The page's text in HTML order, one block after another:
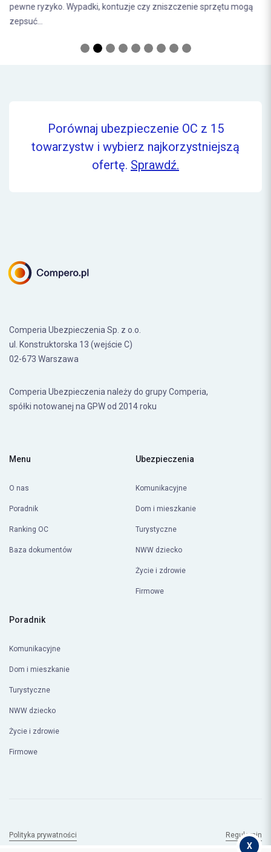
pewne ryzyko. Wypadki, kontuzje czy zniszczenie sprzętu mogą
zepsuć...
Porównaj ubezpieczenie OC z 15
towarzystw i wybierz najkorzystniejszą
ofertę. Sprawdź.
Comperia Ubezpieczenia Sp. z o.o.
ul. Konstruktorska 13 (wejście C)
02-673 Warszawa
Comperia Ubezpieczenia należy do grupy Comperia,
spółki notowanej na GPW od 2014 roku
Menu
O nas
Poradnik
Ranking OC
Baza dokumentów
Ubezpieczenia
Komunikacyjne
Dom i mieszkanie
Turystyczne
NWW dziecko
Życie i zdrowie
Firmowe
Poradnik
Komunikacyjne
Dom i mieszkanie
Turystyczne
NWW dziecko
Życie i zdrowie
Firmowe
Polityka prywatności Regulamin
X